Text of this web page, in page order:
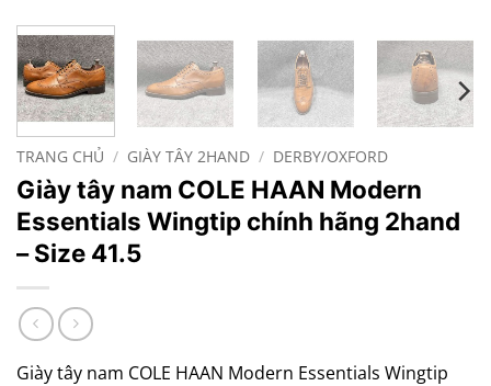
TRANG CHỦ / GIÀY TÂY 2HAND / DERBY/OXFORD
Giày tây nam COLE HAAN Modern
Essentials Wingtip chính hãng 2hand
– Size 41.5
Giày tây nam COLE HAAN Modern Essentials Wingtip